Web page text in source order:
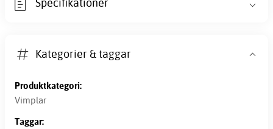
Kategorier & taggar
Produktkategori:
Vimplar
Taggar: